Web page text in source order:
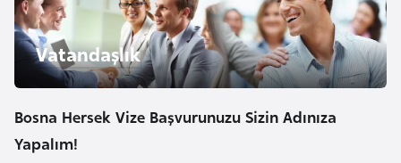
r
e
k
V
i
i
ş
i
Vatandaşlık
Bosna Hersek Vize Başvurunuzu Sizin Adınıza
Yapalım!
A
v
t
u